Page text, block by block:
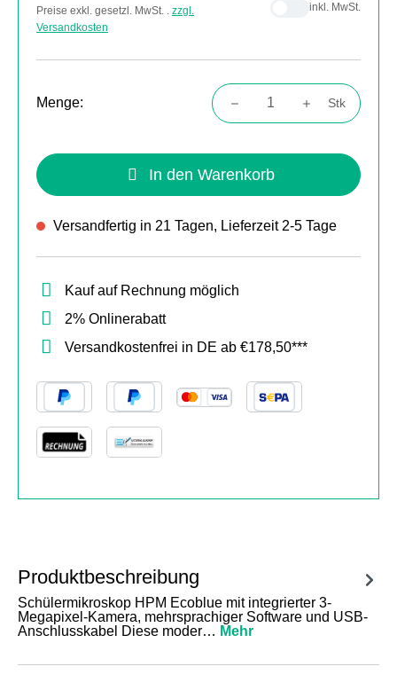
Preise exkl. gesetzl. MwSt. .
zzgl.
Versandkosten
inkl. MwSt.
Menge:
Produkt Anzahl: Gib den gewünschten
Stk
In den Warenkorb
Versandfertig in 21 Tagen, Lieferzeit 2-5 Tage
Kauf auf Rechnung möglich
2% Onlinerabatt
Versandkostenfrei in DE ab €178,50***
Produktbeschreibung
Schülermikroskop HPM Ecoblue mit integrierter 3-
Megapixel-Kamera, mehrsprachiger Software und USB-
Anschlusskabel Diese moder… Mehr